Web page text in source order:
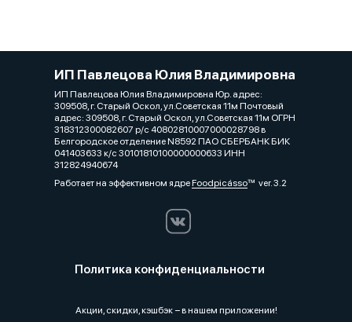
ИП Павлецова Юлия Владимировна
ИП Павлецова Юлия Владимировна Юр. адрес:
309508, г. Старый Оскол, ул.Советская 11м Почтовый
адрес: 309508, г. Старый Оскол, ул.Советская 11м ОГРН
318312300082607 р/с 40802810007000028798 в
Белгородское отделение N8592 ПАО СБЕРБАНК БИК
041403633 к/с 30101810100000000633 ИНН
312824940674
Работает на эффективном ядреFoodpicássover. 3.2
Политика конфиденциальности
Акции, скидки, кэшбэк − в нашем приложении!